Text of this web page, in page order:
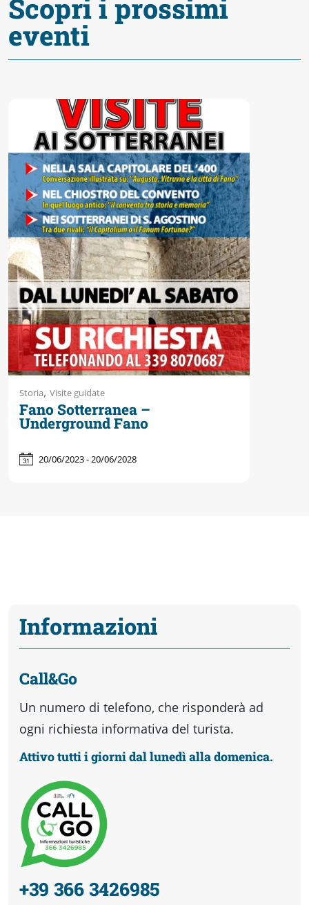
Guide
Fano
Scopri i prossimi
eventi
Storia, Visite guidate
Fano Sotterranea –
Underground Fano
20/06/2023 - 20/06/2028
Informazioni
Call&Go
Un numero di telefono, che risponderà ad
ogni richiesta informativa del turista.
Attivo tutti i giorni dal lunedì alla domenica.
+39 366 3426985